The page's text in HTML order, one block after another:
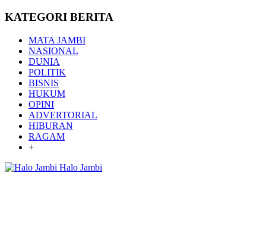
KATEGORI BERITA
MATA JAMBI
NASIONAL
DUNIA
POLITIK
BISNIS
HUKUM
OPINI
ADVERTORIAL
HIBURAN
RAGAM
+
Halo Jambi